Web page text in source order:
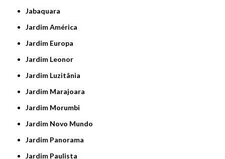
Jabaquara
Jardim América
Jardim Europa
Jardim Leonor
Jardim Luzitânia
Jardim Marajoara
Jardim Morumbi
Jardim Novo Mundo
Jardim Panorama
Jardim Paulista